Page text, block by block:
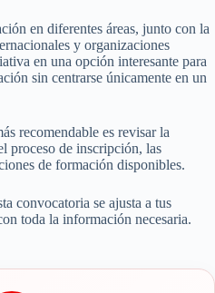
en diferentes áreas, junto con la
y organizaciones
en una opción interesante para
sin centrarse únicamente en un
recomendable es revisar la
proceso de inscripción, las
de formación disponibles.
convocatoria se ajusta a tus
toda la información necesaria.